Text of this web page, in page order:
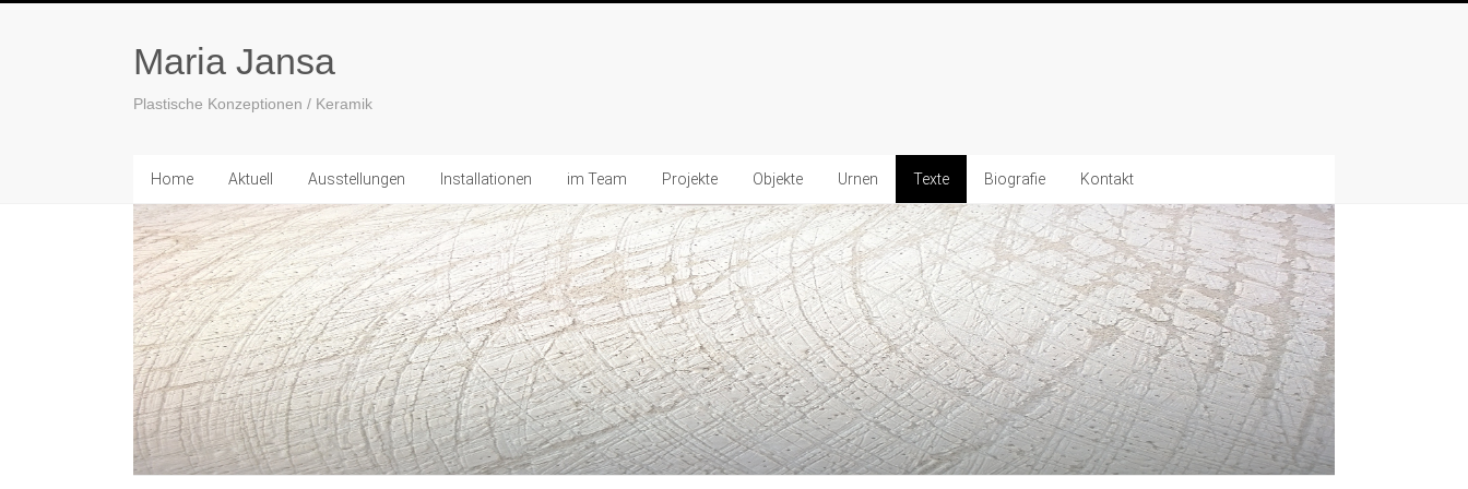
Maria Jansa
Plastische Konzeptionen / Keramik
Home Aktuell Ausstellungen Installationen im Team Projekte Objekte Urnen Texte Biografie Kontakt